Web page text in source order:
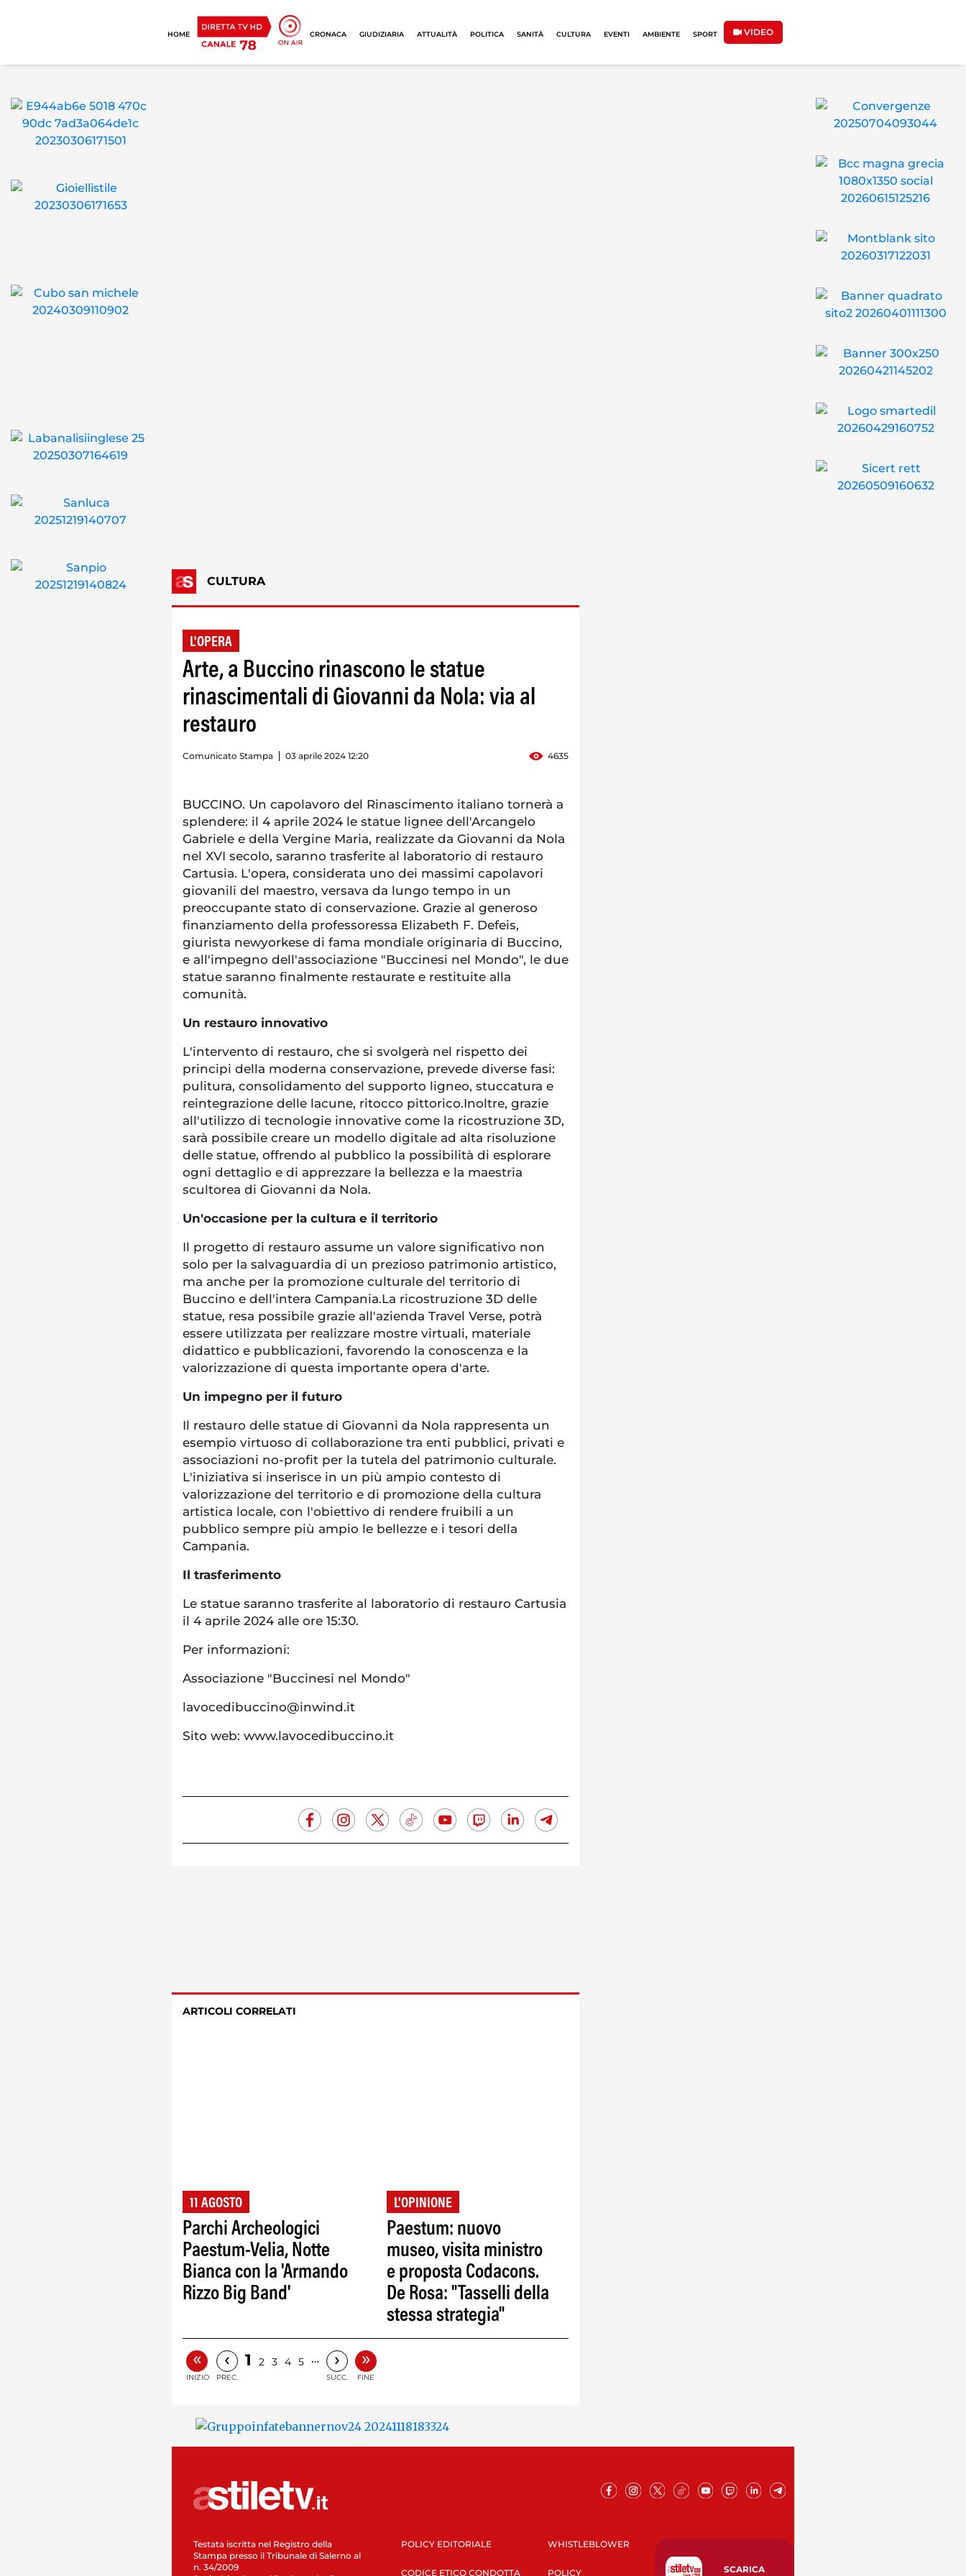
HOME CRONACA GIUDIZIARIA ATTUALITÀ POLITICA SANITÀ CULTURA EVENTI AMBIENTE SPORT VIDEO
CULTURA
L'OPERA
Arte, a Buccino rinascono le statue
rinascimentali di Giovanni da Nola: via al
restauro
Comunicato Stampa 03 aprile 2024 12:20 4635
BUCCINO. Un capolavoro del Rinascimento italiano tornerà a
splendere: il 4 aprile 2024 le statue lignee dell'Arcangelo
Gabriele e della Vergine Maria, realizzate da Giovanni da Nola
nel XVI secolo, saranno trasferite al laboratorio di restauro
Cartusia. L'opera, considerata uno dei massimi capolavori
giovanili del maestro, versava da lungo tempo in un
preoccupante stato di conservazione. Grazie al generoso
finanziamento della professoressa Elizabeth F. Defeis,
giurista newyorkese di fama mondiale originaria di Buccino,
e all'impegno dell'associazione "Buccinesi nel Mondo", le due
statue saranno finalmente restaurate e restituite alla
comunità.
Un restauro innovativo
L'intervento di restauro, che si svolgerà nel rispetto dei
principi della moderna conservazione, prevede diverse fasi:
pulitura, consolidamento del supporto ligneo, stuccatura e
reintegrazione delle lacune, ritocco pittorico.Inoltre, grazie
all'utilizzo di tecnologie innovative come la ricostruzione 3D,
sarà possibile creare un modello digitale ad alta risoluzione
delle statue, offrendo al pubblico la possibilità di esplorare
ogni dettaglio e di apprezzare la bellezza e la maestria
scultorea di Giovanni da Nola.
Un'occasione per la cultura e il territorio
Il progetto di restauro assume un valore significativo non
solo per la salvaguardia di un prezioso patrimonio artistico,
ma anche per la promozione culturale del territorio di
Buccino e dell'intera Campania.La ricostruzione 3D delle
statue, resa possibile grazie all'azienda Travel Verse, potrà
essere utilizzata per realizzare mostre virtuali, materiale
didattico e pubblicazioni, favorendo la conoscenza e la
valorizzazione di questa importante opera d'arte.
Un impegno per il futuro
Il restauro delle statue di Giovanni da Nola rappresenta un
esempio virtuoso di collaborazione tra enti pubblici, privati e
associazioni no-profit per la tutela del patrimonio culturale.
L'iniziativa si inserisce in un più ampio contesto di
valorizzazione del territorio e di promozione della cultura
artistica locale, con l'obiettivo di rendere fruibili a un
pubblico sempre più ampio le bellezze e i tesori della
Campania.
Il trasferimento
Le statue saranno trasferite al laboratorio di restauro Cartusia
il 4 aprile 2024 alle ore 15:30.
Per informazioni:
Associazione "Buccinesi nel Mondo"
lavocedibuccino@inwind.it
Sito web: www.lavocedibuccino.it
ARTICOLI CORRELATI
11 AGOSTO
Parchi Archeologici
Paestum-Velia, Notte
Bianca con la 'Armando
Rizzo Big Band'
L'OPINIONE
Paestum: nuovo
museo, visita ministro
e proposta Codacons.
De Rosa: "Tasselli della
stessa strategia"
«
INIZIO
‹
PREC.
1 2 3 4 5 … ›
SUCC.
»
FINE
Testata iscritta nel Registro della
Stampa presso il Tribunale di Salerno al
n. 34/2009
POLICY EDITORIALE
CODICE ETICO CONDOTTA
WHISTLEBLOWER
POLICY
SCARICA